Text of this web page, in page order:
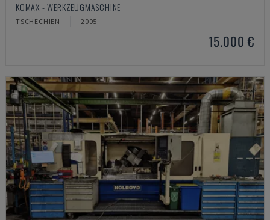
KOMAX - WERKZEUGMASCHINE
TSCHECHIEN 2005
15.000 €